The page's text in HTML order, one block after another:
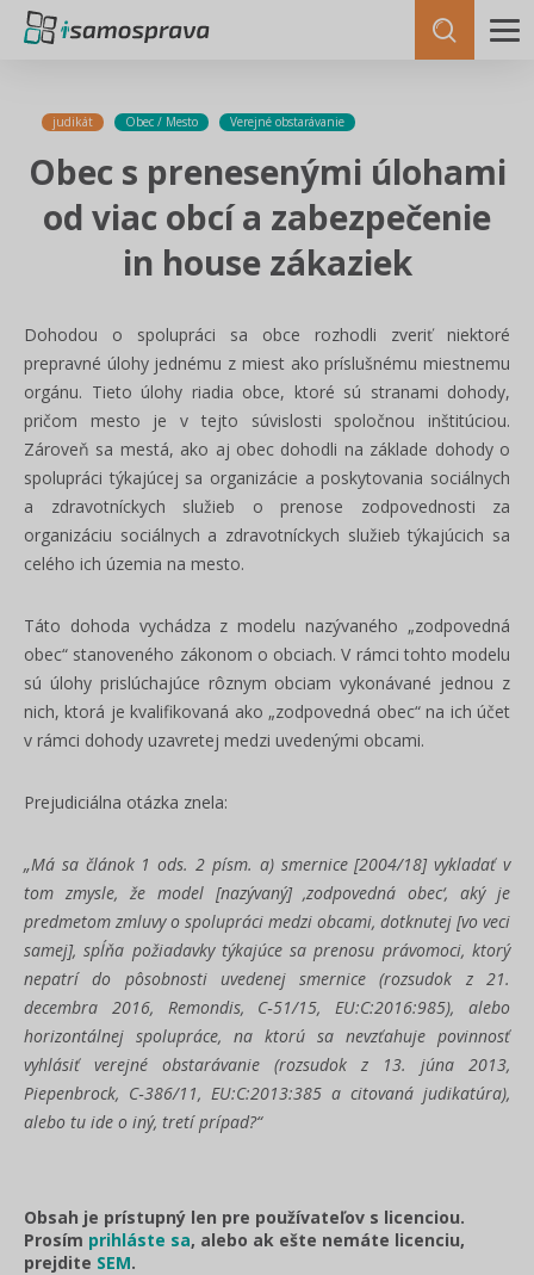
judikát Obec / Mesto Verejné obstarávanie
Obec s prenesenými úlohami
od viac obcí a zabezpečenie
in house zákaziek
Dohodou o spolupráci sa obce rozhodli zveriť niektoré
prepravné úlohy jednému z miest ako príslušnému miestnemu
orgánu. Tieto úlohy riadia obce, ktoré sú stranami dohody,
pričom mesto je v tejto súvislosti spoločnou inštitúciou.
Zároveň sa mestá, ako aj obec dohodli na základe dohody o
spolupráci týkajúcej sa organizácie a poskytovania sociálnych
a zdravotníckych služieb o prenose zodpovednosti za
organizáciu sociálnych a zdravotníckych služieb týkajúcich sa
celého ich územia na mesto.
Táto dohoda vychádza z modelu nazývaného „zodpovedná
obec“ stanoveného zákonom o obciach. V rámci tohto modelu
sú úlohy prislúchajúce rôznym obciam vykonávané jednou z
nich, ktorá je kvalifikovaná ako „zodpovedná obec“ na ich účet
v rámci dohody uzavretej medzi uvedenými obcami.
Prejudiciálna otázka znela:
„Má sa článok 1 ods. 2 písm. a) smernice [2004/18] vykladať v
tom zmysle, že model [nazývaný] ‚zodpovedná obec‘, aký je
predmetom zmluvy o spolupráci medzi obcami, dotknutej [vo veci
samej], spĺňa požiadavky týkajúce sa prenosu právomoci, ktorý
nepatrí do pôsobnosti uvedenej smernice (rozsudok z 21.
decembra 2016, Remondis, C‑51/15, EU:C:2016:985), alebo
horizontálnej spolupráce, na ktorú sa nevzťahuje povinnosť
vyhlásiť verejné obstarávanie (rozsudok z 13. júna 2013,
Piepenbrock, C‑386/11, EU:C:2013:385 a citovaná judikatúra),
alebo tu ide o iný, tretí prípad?“
Obsah je prístupný len pre používateľov s licenciou.
Prosím prihláste sa, alebo ak ešte nemáte licenciu,
prejdite SEM.